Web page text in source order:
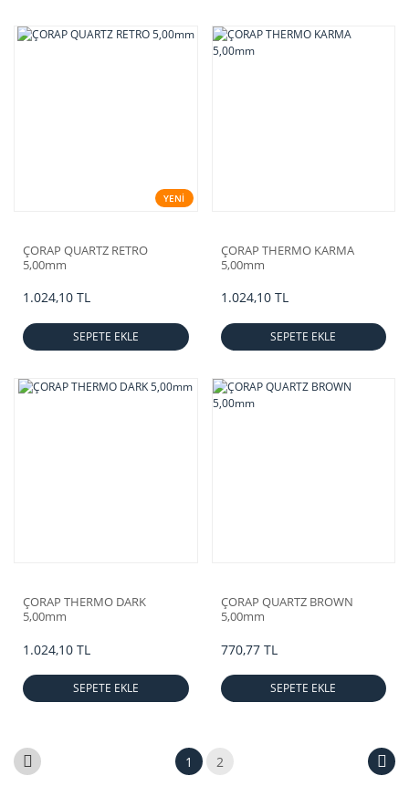
YENİ
ÇORAP QUARTZ RETRO
5,00mm
1.024,10 TL
SEPETE EKLE
ÇORAP THERMO KARMA
5,00mm
1.024,10 TL
SEPETE EKLE
ÇORAP THERMO DARK
5,00mm
1.024,10 TL
SEPETE EKLE
ÇORAP QUARTZ BROWN
5,00mm
770,77 TL
SEPETE EKLE
1 2